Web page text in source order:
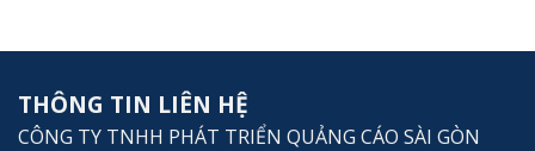
THÔNG TIN LIÊN HỆ
CÔNG TY TNHH PHÁT TRIỂN QUẢNG CÁO SÀI GÒN